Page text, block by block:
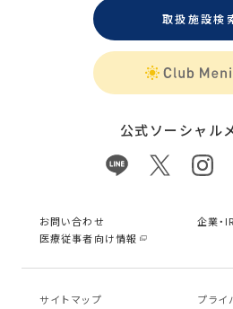
取扱施設検
公式ソーシャル
お問い合わせ
企業・
医療従事者向け情報
サイトマップ プライ